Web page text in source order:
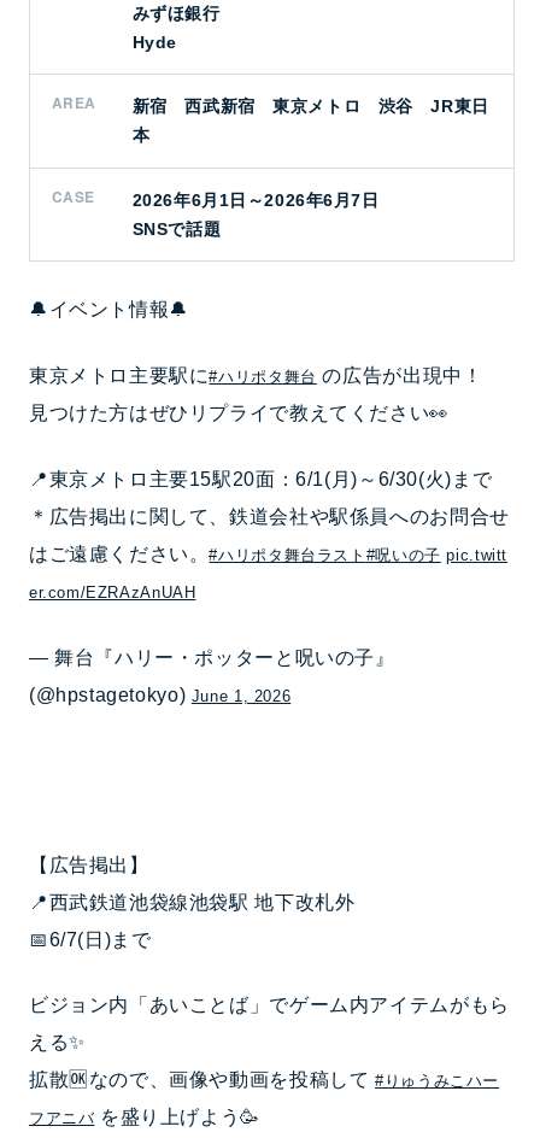
みずほ銀行
Hyde
AREA
新宿 西武新宿 東京メトロ 渋谷 JR東日
本
CASE
2026年6月1日～2026年6月7日
SNSで話題
🔔イベント情報🔔
東京メトロ主要駅に#ハリポタ舞台 の広告が出現中！
見つけた方はぜひリプライで教えてください👀
📍東京メトロ主要15駅20面：6/1(月)～6/30(火)まで
＊広告掲出に関して、鉄道会社や駅係員へのお問合せ
はご遠慮ください。#ハリポタ舞台ラスト #呪いの子 pic.twitt
er.com/EZRAzAnUAH
— 舞台『ハリー・ポッターと呪いの子』
(@hpstagetokyo) June 1, 2026
【広告掲出】
📍西武鉄道池袋線池袋駅 地下改札外
📅6/7(日)まで
ビジョン内「あいことば」でゲーム内アイテムがもら
える✨
拡散🆗なので、画像や動画を投稿して#りゅうみこハー
フアニバを盛り上げよう🥳